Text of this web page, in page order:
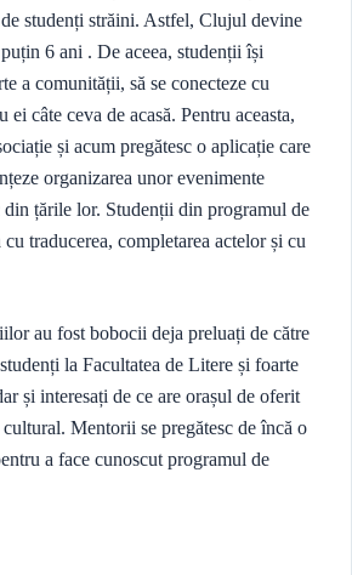
studenți străini. Astfel, Clujul devine
6 ani . De aceea, studenții își
a comunității, să se conecteze cu
ei câte ceva de acasă. Pentru aceasta,
și acum pregătesc o aplicație care
organizarea unor evenimente
țările lor. Studenții din programul de
traducerea, completarea actelor și cu
au fost bobocii deja preluați de către
la Facultatea de Litere și foarte
și interesați de ce are orașul de oferit
Mentorii se pregătesc de încă o
a face cunoscut programul de